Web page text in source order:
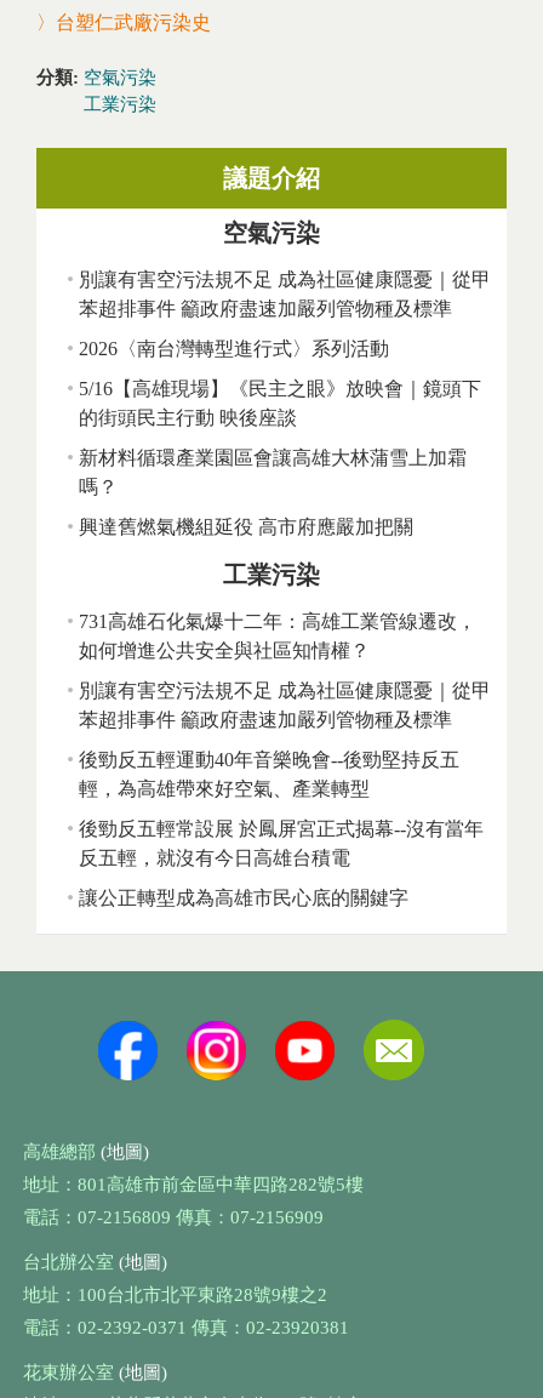
〉台塑仁武廠污染史
分類: 空氣污染
工業污染
議題介紹
空氣污染
別讓有害空污法規不足 成為社區健康隱憂｜從甲
苯超排事件 籲政府盡速加嚴列管物種及標準
2026〈南台灣轉型進行式〉系列活動
5/16【高雄現場】《民主之眼》放映會｜鏡頭下
的街頭民主行動 映後座談
新材料循環產業園區會讓高雄大林蒲雪上加霜
嗎？
興達舊燃氣機組延役 高市府應嚴加把關
工業污染
731高雄石化氣爆十二年：高雄工業管線遷改，
如何增進公共安全與社區知情權？
別讓有害空污法規不足 成為社區健康隱憂｜從甲
苯超排事件 籲政府盡速加嚴列管物種及標準
後勁反五輕運動40年音樂晚會--後勁堅持反五
輕，為高雄帶來好空氣、產業轉型
後勁反五輕常設展 於鳳屏宮正式揭幕--沒有當年
反五輕，就沒有今日高雄台積電
讓公正轉型成為高雄市民心底的關鍵字
高雄總部 (地圖)
地址：801高雄市前金區中華四路282號5樓
電話：07-2156809 傳真：07-2156909
台北辦公室 (地圖)
地址：100台北市北平東路28號9樓之2
電話：02-2392-0371 傳真：02-23920381
花東辦公室 (地圖)